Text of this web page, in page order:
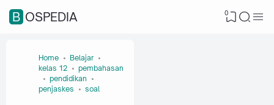
BOSPEDIA 0
Home
Belajar
kelas 12
pembahasan
pendidikan
penjaskes
soal